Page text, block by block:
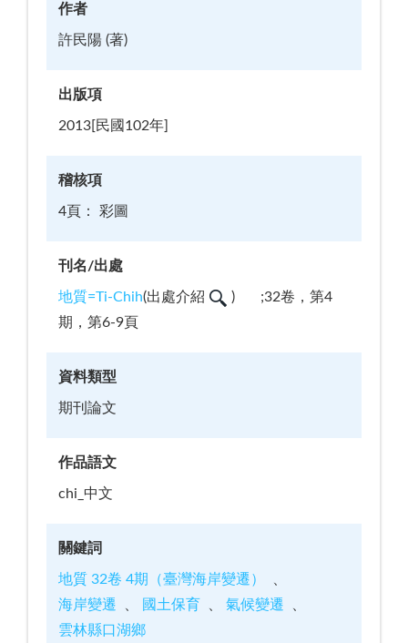
作者
許民陽 (著)
出版項
2013[民國102年]
稽核項
4頁： 彩圖
刊名/出處
地質=Ti-Chih(出處介紹 )
;32卷，第4
期，第6-9頁
資料類型
期刊論文
作品語文
chi_中文
關鍵詞
地質 32卷 4期（臺灣海岸變遷）
海岸變遷
國土保育
氣候變遷
雲林縣口湖鄉